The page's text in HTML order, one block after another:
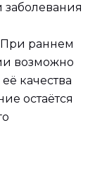
заболевания
При раннем
возможно
качества
остаётся